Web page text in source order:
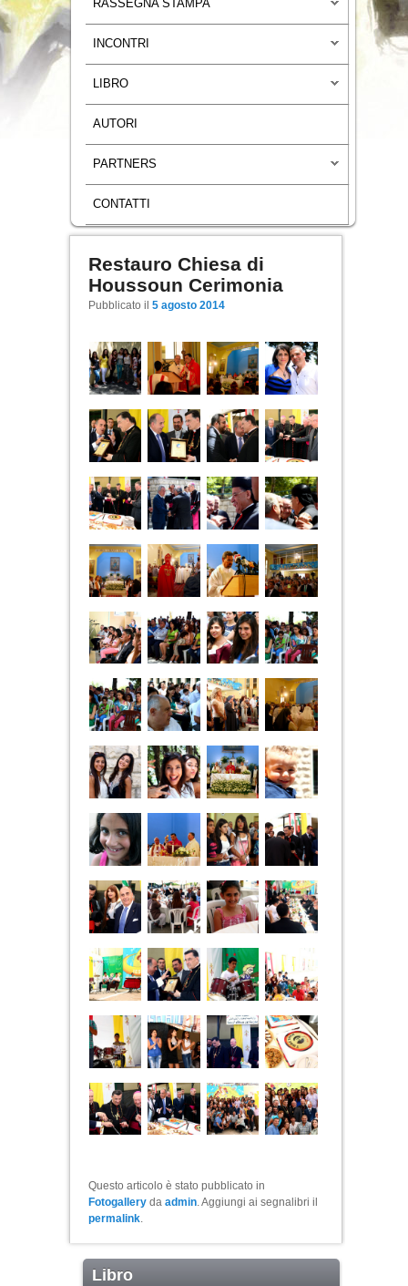
RASSEGNA STAMPA
INCONTRI
LIBRO
AUTORI
PARTNERS
CONTATTI
Navigazione articoli
Restauro Chiesa di
Houssoun Cerimonia
Pubblicato il 5 agosto 2014
Questo articolo è stato pubblicato in
Fotogalleryda admin. Aggiungi ai segnalibri il
permalink.
Libro